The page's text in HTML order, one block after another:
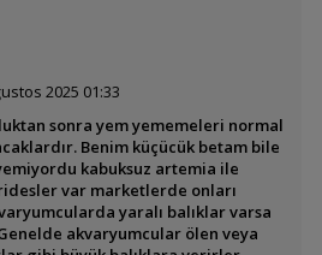
2025 01:33
sonra yem yememeleri normal
Benim küçücük betam bile
kabuksuz artemia ile
var marketlerde onları
yaralı balıklar varsa
akvaryumcular ölen veya